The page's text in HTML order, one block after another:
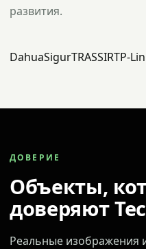
развития.
DahuaSigurTRASSIRTP-
ДОВЕРИЕ
Объекты,
доверяют
Реальные изображения